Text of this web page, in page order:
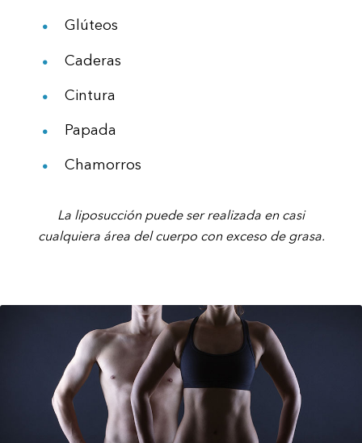
Glúteos
Caderas
Cintura
Papada
Chamorros
La liposucción puede ser realizada en casi
cualquiera área del cuerpo con exceso de grasa.